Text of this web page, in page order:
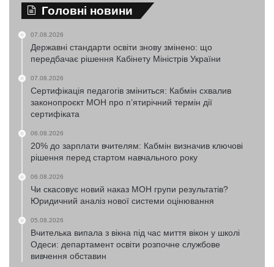
Головні новини
07.08.2026
Державні стандарти освіти знову змінено: що
передбачає рішення Кабінету Міністрів України
07.08.2026
Сертифікація педагогів зміниться: Кабмін схвалив
законопроєкт МОН про п’ятирічний термін дії
сертифіката
06.08.2026
20% до зарплати вчителям: Кабмін визначив ключові
рішення перед стартом навчального року
06.08.2026
Чи скасовує новий наказ МОН групи результатів?
Юридичний аналіз нової системи оцінювання
05.08.2026
Вчителька випала з вікна під час миття вікон у школі
Одеси: департамент освіти розпочне службове
вивчення обставин